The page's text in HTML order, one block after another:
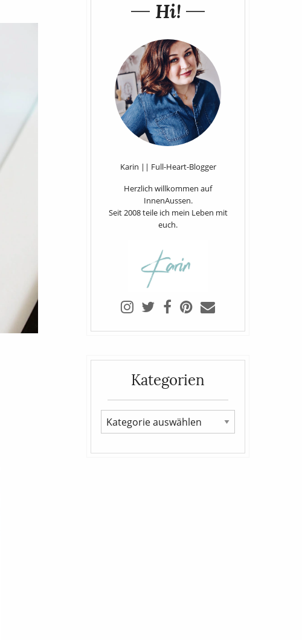
Hi!
Karin || Full-Heart-Blogger
Herzlich willkommen auf
InnenAussen.
Seit 2008 teile ich mein Leben mit
euch.
Kategorien